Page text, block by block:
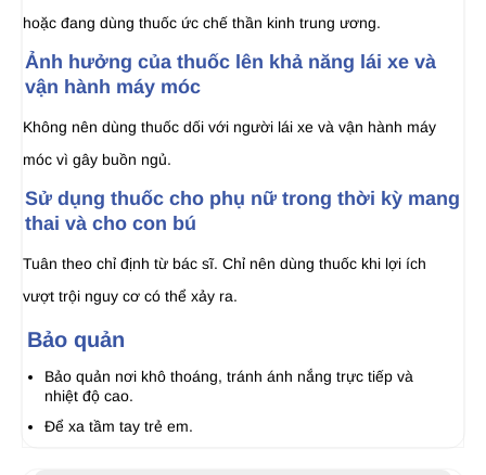
hoặc đang dùng thuốc ức chế thần kinh trung ương.
Ảnh hưởng của thuốc lên khả năng lái xe và
vận hành máy móc
Không nên dùng thuốc dối với người lái xe và vận hành máy
móc vì gây buồn ngủ.
Sử dụng thuốc cho phụ nữ trong thời kỳ mang
thai và cho con bú
Tuân theo chỉ định từ bác sĩ. Chỉ nên dùng thuốc khi lợi ích
vượt trội nguy cơ có thể xảy ra.
Bảo quản
Bảo quản nơi khô thoáng, tránh ánh nắng trực tiếp và
nhiệt độ cao.
Để xa tầm tay trẻ em.